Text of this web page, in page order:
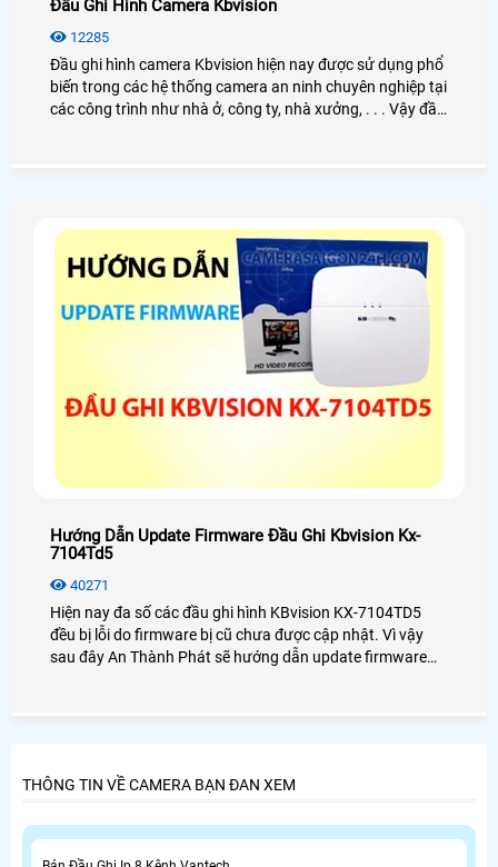
Đầu Ghi Hình Camera Kbvision
12285
Đầu ghi hình camera Kbvision hiện nay được sử dụng phổ
biến trong các hệ thống camera an ninh chuyên nghiệp tại
các công trình như nhà ở, công ty, nhà xưởng, . . . Vậy đầu
Hướng Dẫn Update Firmware Đầu Ghi Kbvision Kx-
7104Td5
40271
Hiện nay đa số các đầu ghi hình KBvision KX-7104TD5
đều bị lỗi do firmware bị cũ chưa được cập nhật. Vì vậy
sau đây An Thành Phát sẽ hướng dẫn update firmware
THÔNG TIN VỀ CAMERA BẠN ĐAN XEM